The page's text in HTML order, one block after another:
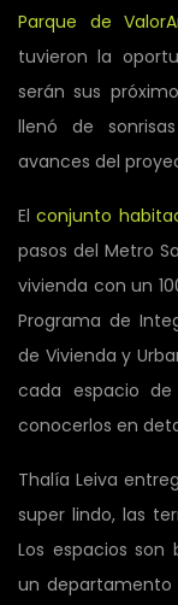
Parque de
tuvieron la
serán sus
llenó de
avances del
Elconjunto
pasos del Metro
vivienda con un
Programa de
de Vivienda y
cada espacio
conocerlos en
Thalía Leiva
super lindo, las
Los espacios
un departamento